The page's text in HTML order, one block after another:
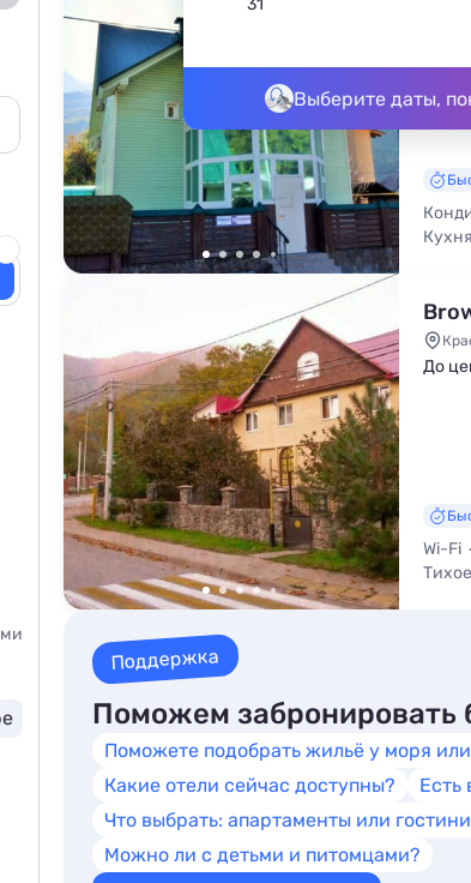
31
Выберите даты,
До
До
Wi-Fi
Поддержка
Поможем забронировать
Поможете подобрать жильё у моря или
Какие отели сейчас доступны?
Есть
Что выбрать: апартаменты или
Можно ли с детьми и питомцами?